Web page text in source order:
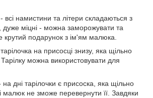
- всі намистини та літери складаються з
дуже міцні - можна заморожувати та
крутий подарунок з ім'ям малюка.
на присосці знизу, яка щільно
Тарілку можна використовувати для
на дні тарілочки є присоска, яка щільно
малюк не зможе перевернути її. Завдяки